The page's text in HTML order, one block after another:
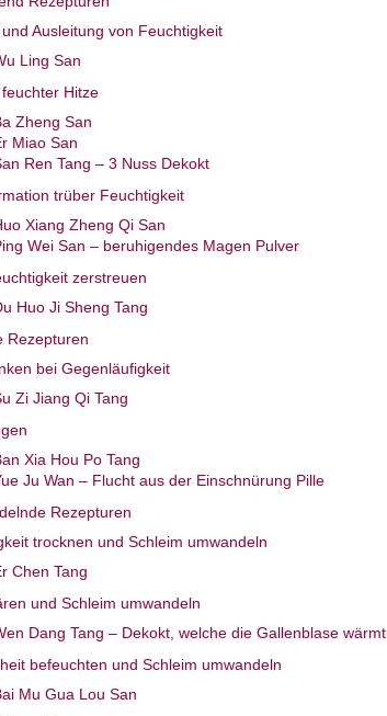
Ausleitung von Feuchtigkeit
Ling San
Hitze
Zheng San
Miao San
Ren Tang – 3 Nuss Dekokt
trüber Feuchtigkeit
Xiang Zheng Qi San
Wei San – beruhigendes Magen Pulver
zerstreuen
Huo Ji Sheng Tang
Rezepturen
bei Gegenläufigkeit
Zi Jiang Qi Tang
Xia Hou Po Tang
Ju Wan – Flucht aus der Einschnürung Pille
Rezepturen
trocknen und Schleim umwandeln
Chen Tang
und Schleim umwandeln
Dang Tang – Dekokt, welche die Gallenblase wärmt
befeuchten und Schleim umwandeln
Mu Gua Lou San